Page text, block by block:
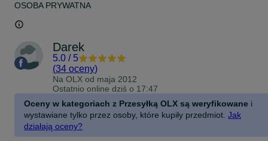
OSOBA PRYWATNA
Darek
5.0 / 5
(34 oceny)
Na OLX od maja 2012
Ostatnio online dziś o 17:47
Oceny w kategoriach z Przesyłką OLX są weryfikowane i
wystawiane tylko przez osoby, które kupiły przedmiot. Jak
działają oceny?